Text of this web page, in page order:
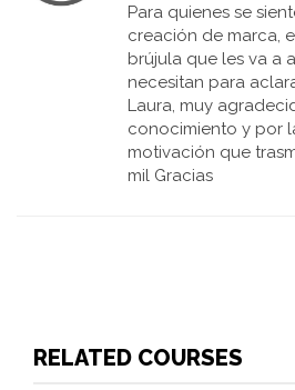
Para quienes se
creación de marca,
brújula que les va a
necesitan para
Laura, muy
conocimiento y por
motivación que
mil Gracias
RELATED COURSES